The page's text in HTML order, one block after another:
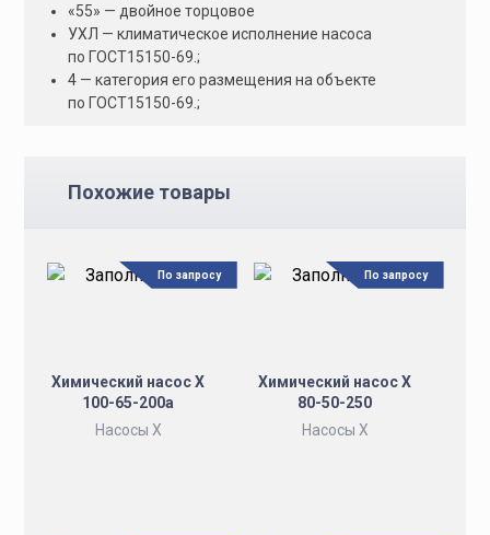
«55» — двойное торцовое
УХЛ — климатическое исполнение насоса
по ГОСТ15150-69.;
4 — категория его размещения на объекте
по ГОСТ15150-69.;
Похожие товары
Химический насос Х
100-65-200а
Насосы Х
По запросу
Химический насос Х
80-50-250
Насосы Х
По запросу